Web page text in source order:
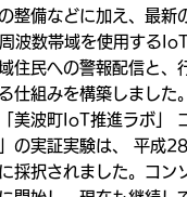
整備などに加え、最新
波数帯域を使用する
住民への警報配信と
仕組みを構築しました。
美波町IoT推進ラボ」
の実証実験は、 平成
採択されました。コ